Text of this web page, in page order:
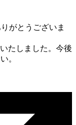
がとうございま
たしました。 今後
。